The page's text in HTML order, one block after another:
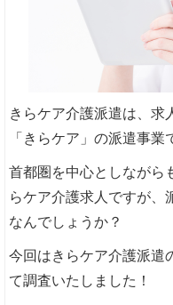
きらケア介護派遣は、求
「きらケア」の派遣事業
首都圏を中心としながら
らケア介護求人ですが、
なんでしょうか？
今回はきらケア介護派遣
て調査いたしました！